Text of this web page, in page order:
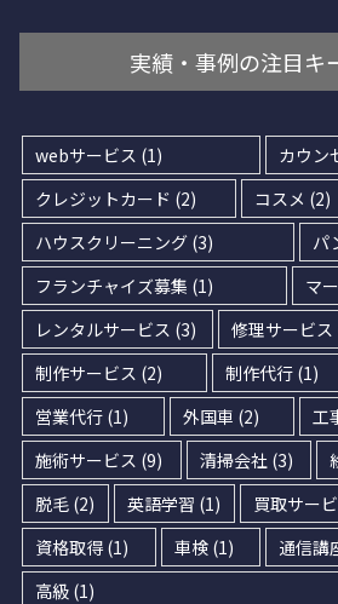
実績・事例の注目キ
webサービス (1) カウン
クレジットカード (2) コスメ (2)
ハウスクリーニング (3) パ
フランチャイズ募集 (1) マ
レンタルサービス (3) 修理サービス
制作サービス (2) 制作代行 (1)
営業代行 (1) 外国車 (2) 工
施術サービス (9) 清掃会社 (3)
脱毛 (2) 英語学習 (1) 買取サー
資格取得 (1) 車検(1) 通信講
高級 (1)